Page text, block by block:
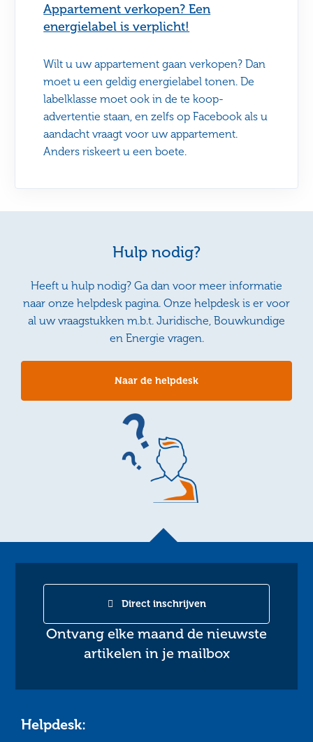
Appartement verkopen? Een
energielabel is verplicht!
Wilt u uw appartement gaan verkopen? Dan
moet u een geldig energielabel tonen. De
labelklasse moet ook in de te koop-
advertentie staan, en zelfs op Facebook als u
aandacht vraagt voor uw appartement.
Anders riskeert u een boete.
Hulp nodig?
Heeft u hulp nodig? Ga dan voor meer informatie
naar onze helpdesk pagina. Onze helpdesk is er voor
al uw vraagstukken m.b.t. Juridische, Bouwkundige
en Energie vragen.
Naar de helpdesk
Ontvang elke maand de nieuwste
artikelen in je mailbox
Direct inschrijven
Helpdesk: